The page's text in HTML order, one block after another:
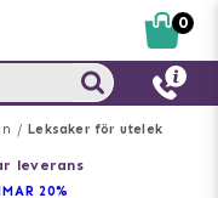
Leksaker för utelek
leverans
20%
0